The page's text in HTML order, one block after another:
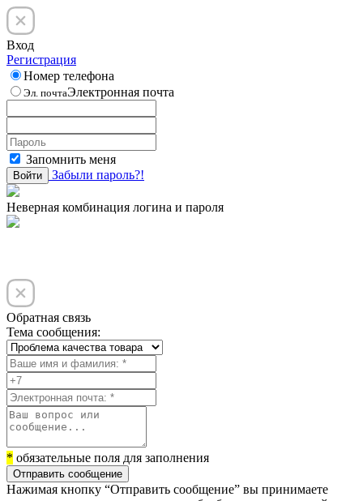
Вход
Регистрация
Номер телефона
Эл. почтаЭлектронная почта
Запомнить меня
Войти Забыли пароль?!
Неверная комбинация логина и пароля
Обратная связь
Тема сообщения:
* обязательные поля для заполнения
Отправить сообщение
Нажимая кнопку “Отправить сообщение” вы принимаете